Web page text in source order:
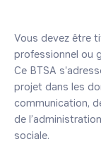
Vous devez être
professionnel ou
Ce BTSA
projet dans les
communication,
de
sociale.